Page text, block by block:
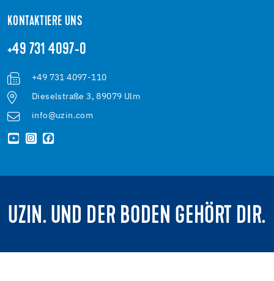
KONTAKTIERE UNS
+49 731 4097-0
+49 731 4097-110
Dieselstraße 3, 89079 Ulm
info@uzin.com
UZIN. UND DER BODEN GEHÖRT DIR.